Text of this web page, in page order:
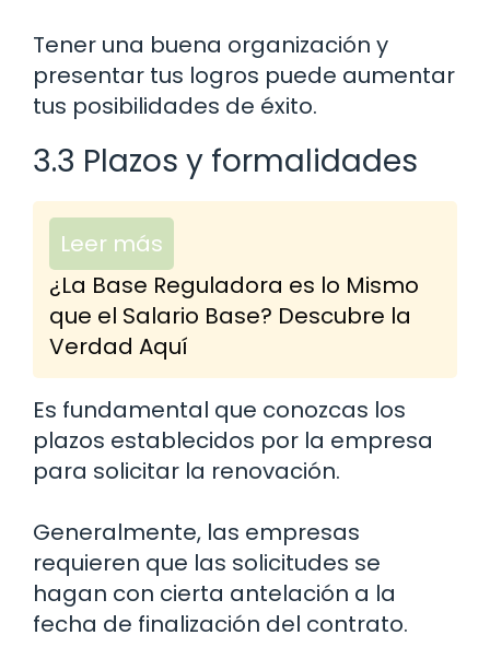
Tener una buena organización y
presentar tus logros puede aumentar
tus posibilidades de éxito.
3.3 Plazos y formalidades
Leer más
¿La Base Reguladora es lo Mismo
que el Salario Base? Descubre la
Verdad Aquí
Es fundamental que conozcas los
plazos establecidos por la empresa
para solicitar la renovación.
Generalmente, las empresas
requieren que las solicitudes se
hagan con cierta antelación a la
fecha de finalización del contrato.